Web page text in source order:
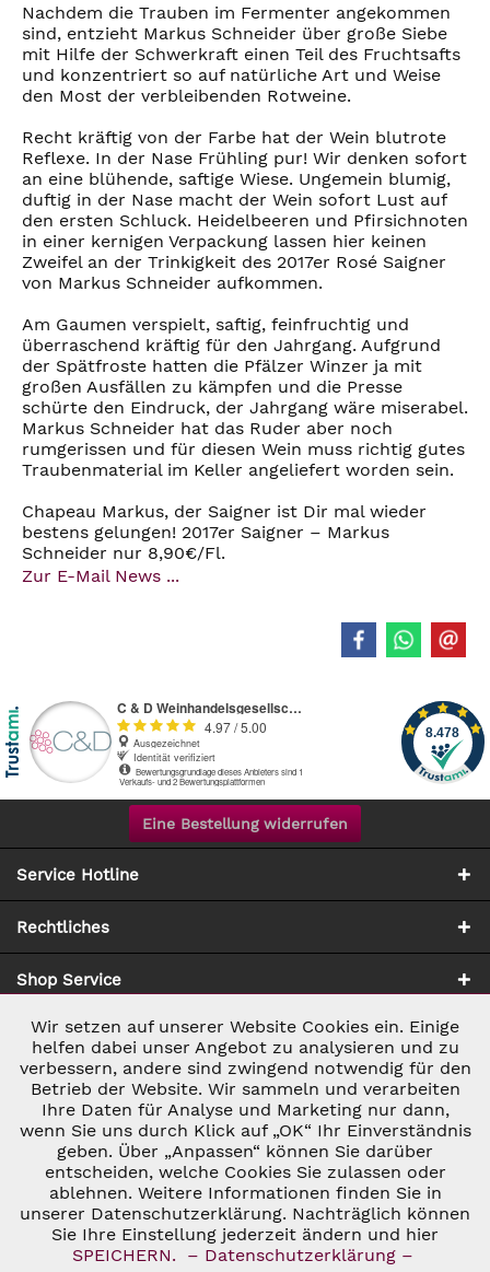
Nachdem die Trauben im Fermenter angekommen
sind, entzieht Markus Schneider über große Siebe
mit Hilfe der Schwerkraft einen Teil des Fruchtsafts
und konzentriert so auf natürliche Art und Weise
den Most der verbleibenden Rotweine.
Recht kräftig von der Farbe hat der Wein blutrote
Reflexe. In der Nase Frühling pur! Wir denken sofort
an eine blühende, saftige Wiese. Ungemein blumig,
duftig in der Nase macht der Wein sofort Lust auf
den ersten Schluck. Heidelbeeren und Pfirsichnoten
in einer kernigen Verpackung lassen hier keinen
Zweifel an der Trinkigkeit des 2017er Rosé Saigner
von Markus Schneider aufkommen.
Am Gaumen verspielt, saftig, feinfruchtig und
überraschend kräftig für den Jahrgang. Aufgrund
der Spätfroste hatten die Pfälzer Winzer ja mit
großen Ausfällen zu kämpfen und die Presse
schürte den Eindruck, der Jahrgang wäre miserabel.
Markus Schneider hat das Ruder aber noch
rumgerissen und für diesen Wein muss richtig gutes
Traubenmaterial im Keller angeliefert worden sein.
Chapeau Markus, der Saigner ist Dir mal wieder
bestens gelungen! 2017er Saigner – Markus
Schneider nur 8,90€/Fl.
Zur E-Mail News ...
Eine Bestellung widerrufen
Service Hotline
Rechtliches
Shop Service
Zahlung & Versand
* ALLE PREISE INKL. GESETZL. UMSATZSTEUER ZZGL.
VERSANDKOSTEN UND GGF. NACHNAHMEGEBÜHREN, WENN NICHT
ANDERS BESCHRIEBEN
© 2026 C&D WEINHANDEL - ALL RIGHTS RESERVED. THEME BY
THEMEWARE®
Notwendig Aktiv
Marketing Inaktiv
Tracking Inaktiv
Personalisierung Inaktiv
Wir setzen auf unserer Website Cookies ein. Einige
helfen dabei unser Angebot zu analysieren und zu
verbessern, andere sind zwingend notwendig für den
Betrieb der Website. Wir sammeln und verarbeiten
Ihre Daten für Analyse und Marketing nur dann,
wenn Sie uns durch Klick auf „OK“ Ihr Einverständnis
geben. Über „Anpassen“ können Sie darüber
entscheiden, welche Cookies Sie zulassen oder
ablehnen. Weitere Informationen finden Sie in
unserer Datenschutzerklärung. Nachträglich können
Sie Ihre Einstellung jederzeit ändern und hier
SPEICHERN.
– Datenschutzerklärung –